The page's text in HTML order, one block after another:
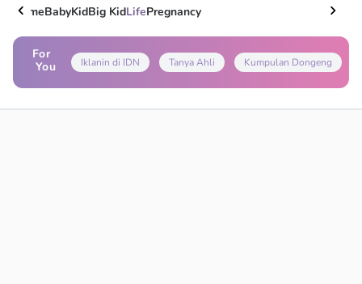
HomeBabyKidBig KidLifePregnancy
For
You
Iklanin di IDN Tanya Ahli Kumpulan Dongeng